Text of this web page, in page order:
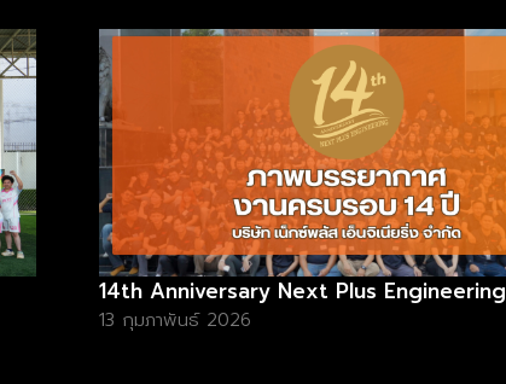
14th Anniversary Next Plus Engineering
13 กุมภาพันธ์ 2026